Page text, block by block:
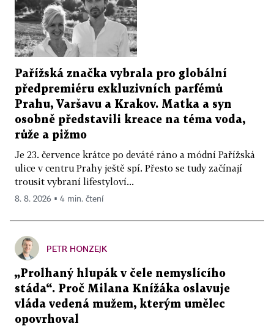
Pařížská značka vybrala pro globální
předpremiéru exkluzivních parfémů
Prahu, Varšavu a Krakov. Matka a syn
osobně představili kreace na téma voda,
růže a pižmo
Je 23. července krátce po deváté ráno a módní Pařížská
ulice v centru Prahy ještě spí. Přesto se tudy začínají
trousit vybraní lifestyloví...
8. 8. 2026 ▪ 4 min. čtení
PETR HONZEJK
„Prolhaný hlupák v čele nemyslícího
stáda“. Proč Milana Knížáka oslavuje
vláda vedená mužem, kterým umělec
opovrhoval